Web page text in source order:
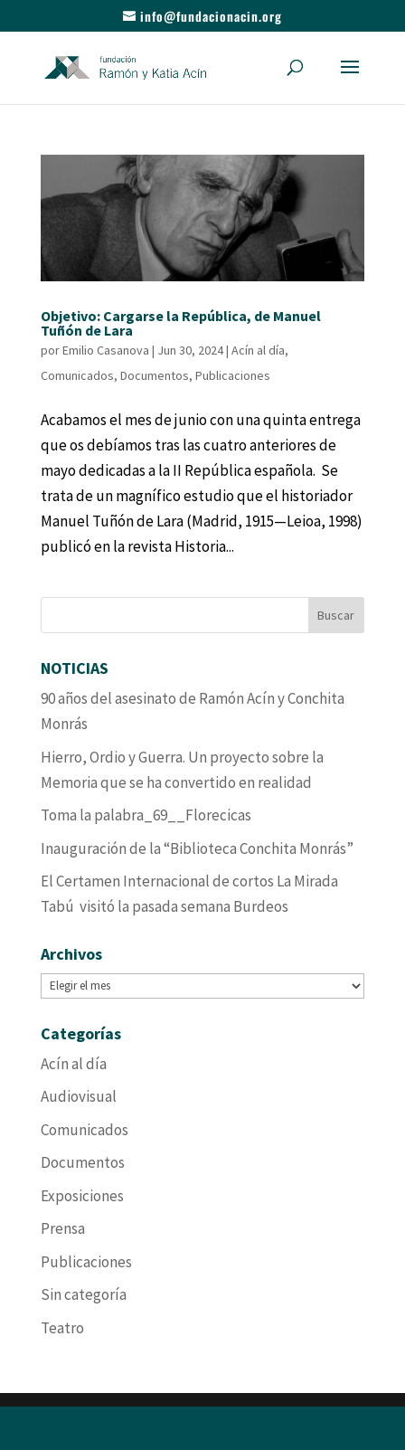
info@fundacionacin.org
Objetivo: Cargarse la República, de Manuel
Tuñón de Lara
porEmilio Casanova | Jun 30, 2024| Acín al día,
Comunicados, Documentos, Publicaciones
Acabamos el mes de junio con una quinta entrega
que os debíamos tras las cuatro anteriores de
mayo dedicadas a la II República española. Se
trata de un magnífico estudio que el historiador
Manuel Tuñón de Lara (Madrid, 1915—Leioa, 1998)
publicó en la revista Historia...
NOTICIAS
90 años del asesinato de Ramón Acín y Conchita
Monrás
Hierro, Ordio y Guerra. Un proyecto sobre la
Memoria que se ha convertido en realidad
Toma la palabra_69__Florecicas
Inauguración de la “Biblioteca Conchita Monrás”
El Certamen Internacional de cortos La Mirada
Tabú visitó la pasada semana Burdeos
Archivos
Archivos
Categorías
Acín al día
Audiovisual
Comunicados
Documentos
Exposiciones
Prensa
Publicaciones
Sin categoría
Teatro